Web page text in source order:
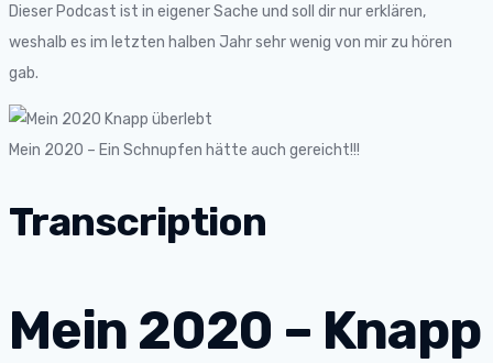
Dieser Podcast ist in eigener Sache und soll dir nur erklären,
weshalb es im letzten halben Jahr sehr wenig von mir zu hören
gab.
Mein 2020 – Ein Schnupfen hätte auch gereicht!!!
Transcription
Mein 2020 – Knapp